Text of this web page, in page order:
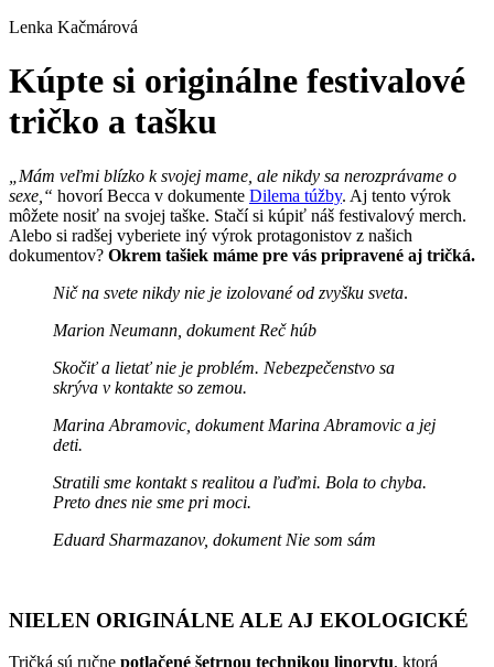
Lenka Kačmárová
Kúpte si originálne festivalové
tričko a tašku
„Mám veľmi blízko k svojej mame, ale nikdy sa nerozprávame o
sexe,“ hovorí Becca v dokumente Dilema túžby. Aj tento výrok
môžete nosiť na svojej taške. Stačí si kúpiť náš festivalový merch.
Alebo si radšej vyberiete iný výrok protagonistov z našich
dokumentov? Okrem tašiek máme pre vás pripravené aj tričká.
Nič na svete nikdy nie je izolované od zvyšku sveta.
Marion Neumann, dokument Reč húb
Skočiť a lietať nie je problém. Nebezpečenstvo sa
skrýva v kontakte so zemou.
Marina Abramovic, dokument Marina Abramovic a jej
deti.
Stratili sme kontakt s realitou a ľuďmi. Bola to chyba.
Preto dnes nie sme pri moci.
Eduard Sharmazanov, dokument Nie som sám
NIELEN ORIGINÁLNE ALE AJ EKOLOGICKÉ
Tričká sú ručne potlačené šetrnou technikou linorytu, ktorá